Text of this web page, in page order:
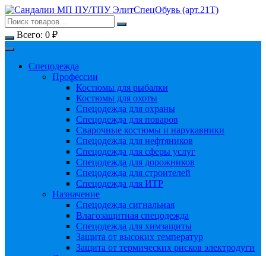
Перейти
к
содержимому
Всего: 0 ₽
Спецодежда
Профессии
Костюмы для рыбалки
Костюмы для охоты
Спецодежда для охраны
Спецодежда для поваров
Сварочные костюмы и нарукавники
Спецодежда для нефтяников
Спецодежда для сферы услуг
Спецодежда для дорожников
Спецодежда для строителей
Спецодежда для ИТР
Назначение
Спецодежда сигнальная
Влагозащитная спецодежда
Спецодежда для химзащиты
Защита от высоких температур
Защита от термических рисков электродуги